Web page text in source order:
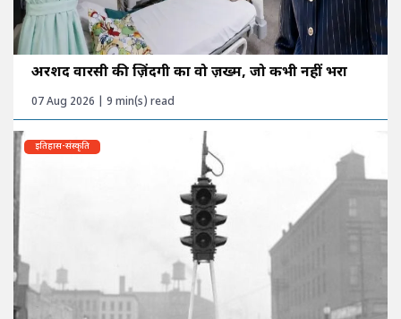
अरशद वारसी की ज़िंदगी का वो ज़ख्म, जो कभी नहीं भरा
07 Aug 2026 | 9 min(s) read
इतिहास-संस्कृति